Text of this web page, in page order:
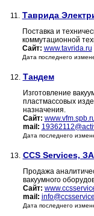
11. Таврида
Поставка и
коммутационной
Сайт: www.tavrida.ru
Дата последнего
12. Тандем
Изготовление
пластмассовых
назначения.
Сайт:
mail:
Дата последнего
13. CCS Services,
Продажа
вакуумного
Сайт:
mail:
Дата последнего